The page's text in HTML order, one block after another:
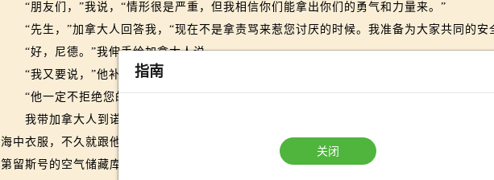
“朋友们，”我说，“情形很是严重，但我相信你们能拿出你们的勇气和力量来。”
“先生，”加拿大人回答我，“现在不是拿责骂来惹您讨厌的时候。我准备为大家共同的安
“好，尼德。”我伸手给加拿大人说。
“我又要说，”他补充说，“我使铁锨和使鱼叉一样灵活，如果我可能对船长有用，请他随
“他一定不拒绝您的帮助。请跟我来，尼德。”
我带加拿大人到诺第留斯号的船员穿潜水衣的房子中。我把尼德·兰的提议告诉船长，船
海中衣服，不久就跟他的工作同伴们一样准备好了。每人背上一个卢格罗尔的空气箱，由储
第留斯号的空气储藏库来说，这是大量的，然而是必要的支出。至于兰可夫灯，在这满是电
指南
关闭